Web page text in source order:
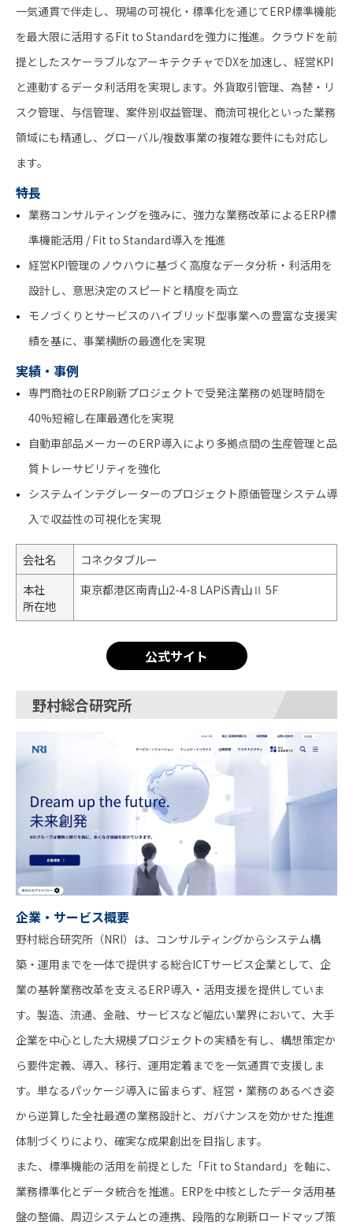
一気通貫で伴走し、現場の可視化・標準化を通じてERP標準機能
を最大限に活用するFit to Standardを強力に推進。クラウドを前
提としたスケーラブルなアーキテクチャでDXを加速し、経営KPI
と連動するデータ利活用を実現します。外貨取引管理、為替・リ
スク管理、与信管理、案件別収益管理、商流可視化といった業務
領域にも精通し、グローバル/複数事業の複雑な要件にも対応し
ます。
特長
業務コンサルティングを強みに、強力な業務改革によるERP標
準機能活用 / Fit to Standard導入を推進
経営KPI管理のノウハウに基づく高度なデータ分析・利活用を
設計し、意思決定のスピードと精度を両立
モノづくりとサービスのハイブリッド型事業への豊富な支援実
績を基に、事業横断の最適化を実現
実績・事例
専門商社のERP刷新プロジェクトで受発注業務の処理時間を
40%短縮し在庫最適化を実現
自動車部品メーカーのERP導入により多拠点間の生産管理と品
質トレーサビリティを強化
システムインテグレーターのプロジェクト原価管理システム導
入で収益性の可視化を実現
会社名
コネクタブルー
本社
所在地
東京都港区南青山2-4-8 LAPiS青山Ⅱ 5F
公式サイト
野村総合研究所
企業・サービス概要
野村総合研究所（NRI）は、コンサルティングからシステム構
築・運用までを一体で提供する総合ICTサービス企業として、企
業の基幹業務改革を支えるERP導入・活用支援を提供していま
す。製造、流通、金融、サービスなど幅広い業界において、大手
企業を中心とした大規模プロジェクトの実績を有し、構想策定か
ら要件定義、導入、移行、運用定着までを一気通貫で支援しま
す。単なるパッケージ導入に留まらず、経営・業務のあるべき姿
から逆算した全社最適の業務設計と、ガバナンスを効かせた推進
体制づくりにより、確実な成果創出を目指します。
また、標準機能の活用を前提とした「Fit to Standard」を軸に、
業務標準化とデータ統合を推進。ERPを中核としたデータ活用基
盤の整備、周辺システムとの連携、段階的な刷新ロードマップ策